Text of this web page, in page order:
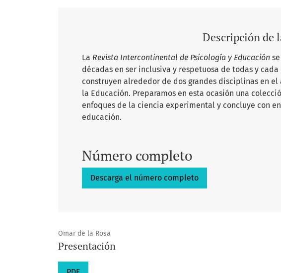
Descripción de
La Revista Intercontinental de Psicología y Educación
décadas en ser inclusiva y respetuosa de todas y
construyen alrededor de dos grandes disciplinas en
la Educación. Preparamos en esta ocasión una
enfoques de la ciencia experimental y concluye con
educación.
Número completo
Descarga el número completo
Omar de la Rosa
Presentación